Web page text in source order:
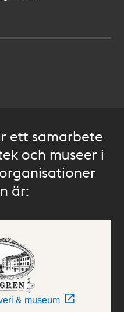
ett samarbete
och museer i
är:
& museum